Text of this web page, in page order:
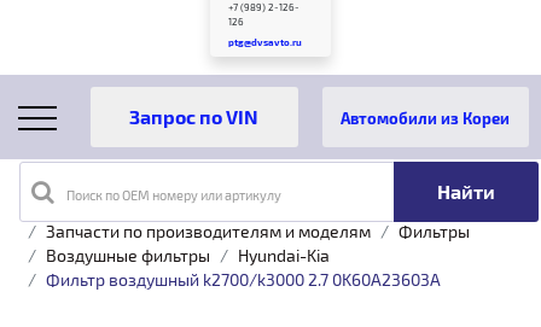
+7 (989) 2-126-
126
ptg@dvsavto.ru
Поиск по OEM номеру или артикулу
Автомобили из Кореи
Главная
Каталог товаров
Запчасти по производителям и моделям
Фильтры
Воздушные фильтры
Hyundai-Kia
Фильтр воздушный k2700/k3000 2.7 0K60A23603A